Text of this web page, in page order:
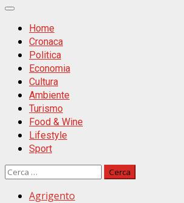
Primäres
MenüHome
Cronaca
Politica
Economia
Cultura
Ambiente
Turismo
Food & Wine
Lifestyle
Sport
Ricerca
Agrigento